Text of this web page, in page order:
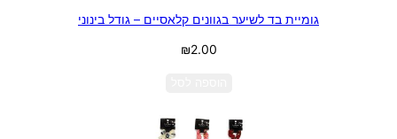
גומיית בד לשיער בגוונים קלאסיים – גודל בינוני
₪2.00